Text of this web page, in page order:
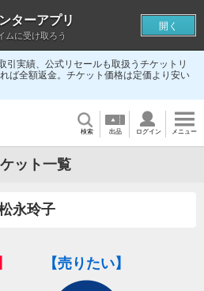
引実績、公式リセールも取扱うチケットリ
ば全額返金。チケット価格は定価より安い
検索 出品 ログイン メニュー
ット一覧
永玲子
【売りたい】
ターアプリ
ムに受け取ろう
開く